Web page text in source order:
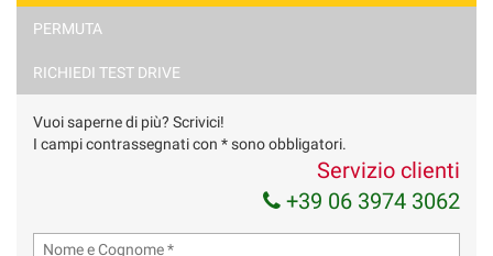
PERMUTA
RICHIEDI TEST DRIVE
Vuoi saperne di più? Scrivici!
I campi contrassegnati con * sono obbligatori.
Servizio clienti
+39 06 3974 3062